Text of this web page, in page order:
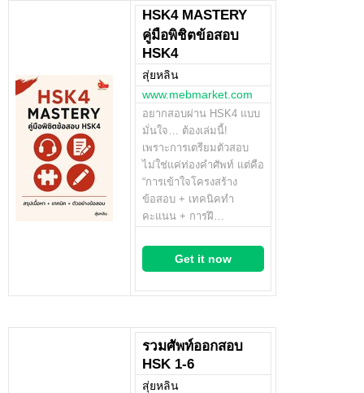
HSK4 MASTERY
คู่มือพิชิตข้อสอบ
HSK4
สุ่ยหลิน
www.mebmarket.com
อยากสอบผ่าน HSK4 แบบ
มั่นใจ… ต้องเล่มนี้!
เพราะการเตรียมตัวสอบ
ไม่ใช่แค่ท่องคำศัพท์ แต่คือ
“การเข้าใจโครงสร้าง
ข้อสอบ + เทคนิคทำ
คะแนน + การฝึ…
Get it now
รวมศัพท์ออกสอบ
HSK 1-6
สุ่ยหลิน